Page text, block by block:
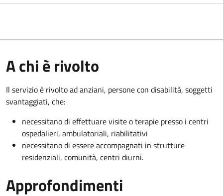
A chi è rivolto
Il servizio è rivolto ad anziani, persone con disabilità, soggetti
svantaggiati, che:
necessitano di effettuare visite o terapie presso i centri
ospedalieri, ambulatoriali, riabilitativi
necessitano di essere accompagnati in strutture
residenziali, comunità, centri diurni.
Approfondimenti